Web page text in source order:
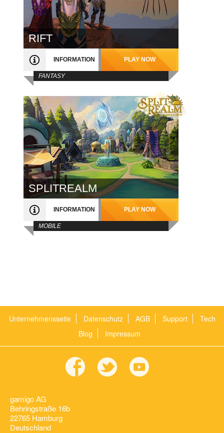
RIFT
INFORMATION PLAY NOW
FANTASY
SPLITREALM
INFORMATION PLAY NOW
MOBILE
Unternehmensseite Datenschutz AGB Support
Tech
Blog
Impressum
gamigo AG
Behringstraße 16b
22765 Hamburg
Deutschland